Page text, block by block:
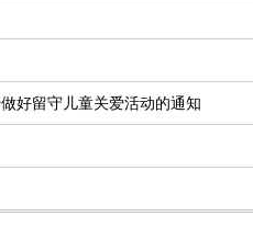
好留守儿童关爱活动的通知